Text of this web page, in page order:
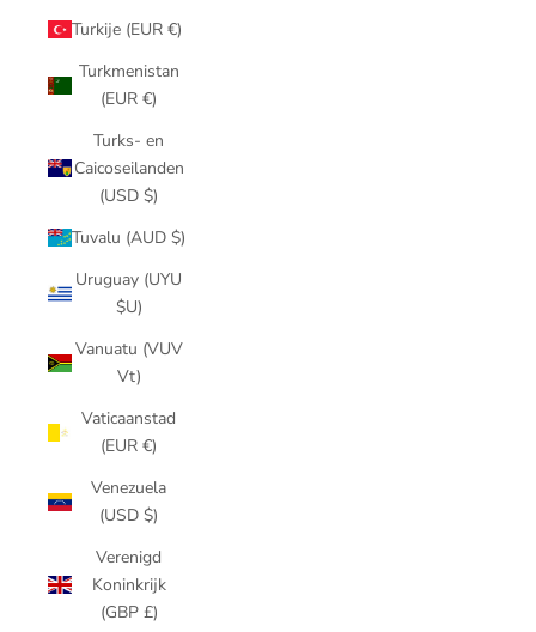
Turkije (EUR €)
Turkmenistan
(EUR €)
Turks- en
Caicoseilanden
(USD $)
Tuvalu (AUD $)
Uruguay (UYU
$U)
Vanuatu (VUV
Vt)
Vaticaanstad
(EUR €)
Venezuela
(USD $)
Verenigd
Koninkrijk
(GBP £)